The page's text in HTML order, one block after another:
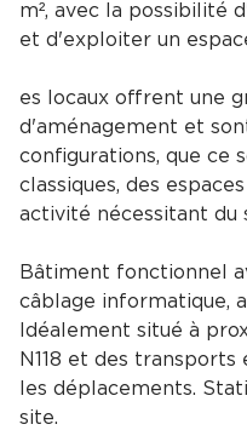
m², avec la possibilité
et d'exploiter un
es locaux offrent une
d'aménagement et
configurations, que ce
classiques, des
activité nécessitant du
Bâtiment fonctionnel
câblage informatique,
Idéalement situé à
N118 et des
les déplacements.
site.